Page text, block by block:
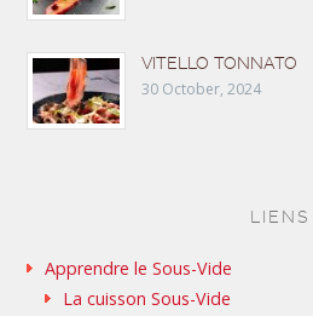
VITELLO TONNATO
30 October, 2024
LIENS
Apprendre le Sous-Vide
La cuisson Sous-Vide